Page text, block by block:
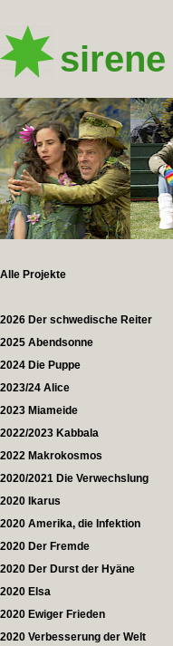
sirene
Alle Projekte
2026 Der schwedische Reiter
2025 Abendsonne
2024 Die Puppe
2023/24 Alice
2023 Miameide
2022/2023 Kabbala
2022 Makrokosmos
2020/2021 Die Verwechslung
2020 Ikarus
2020 Amerika, die Infektion
2020 Der Fremde
2020 Der Durst der Hyäne
2020 Elsa
2020 Ewiger Frieden
2020 Verbesserung der Welt